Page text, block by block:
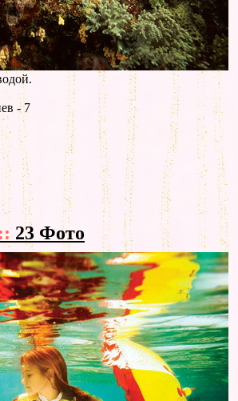
- 7
:: 23 Фото